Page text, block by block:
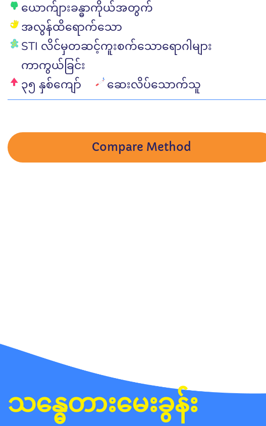
ယောက်ျားခန္ဓာကိုယ်အတွက်
အလွန်ထိရောက်သော
STI လိင်မှတဆင့်ကူးစက်သောရောဂါများ
ကာကွယ်ခြင်း
၃၅ နှစ်ကျော်
ဆေးလိပ်သောက်သူ
Compare Method
သန္ဓေတားမေးခွန်း